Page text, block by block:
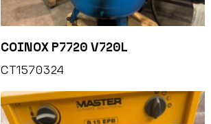
COINOX P7720 V720L
CT1570324